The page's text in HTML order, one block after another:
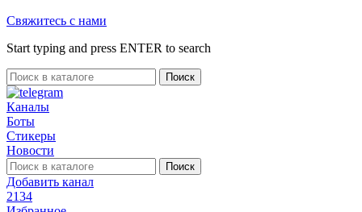
Свяжитесь с нами
Start typing and press ENTER to search
Поиск
Каналы
Боты
Стикеры
Новости
Поиск
Добавить канал
2134